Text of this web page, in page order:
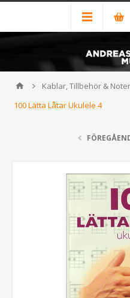
Kablar, Tillbehör & Noter
100 Lätta Låtar Ukulele 4